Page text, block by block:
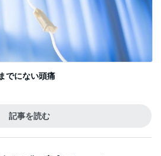
でにない頭痛
記事を読む